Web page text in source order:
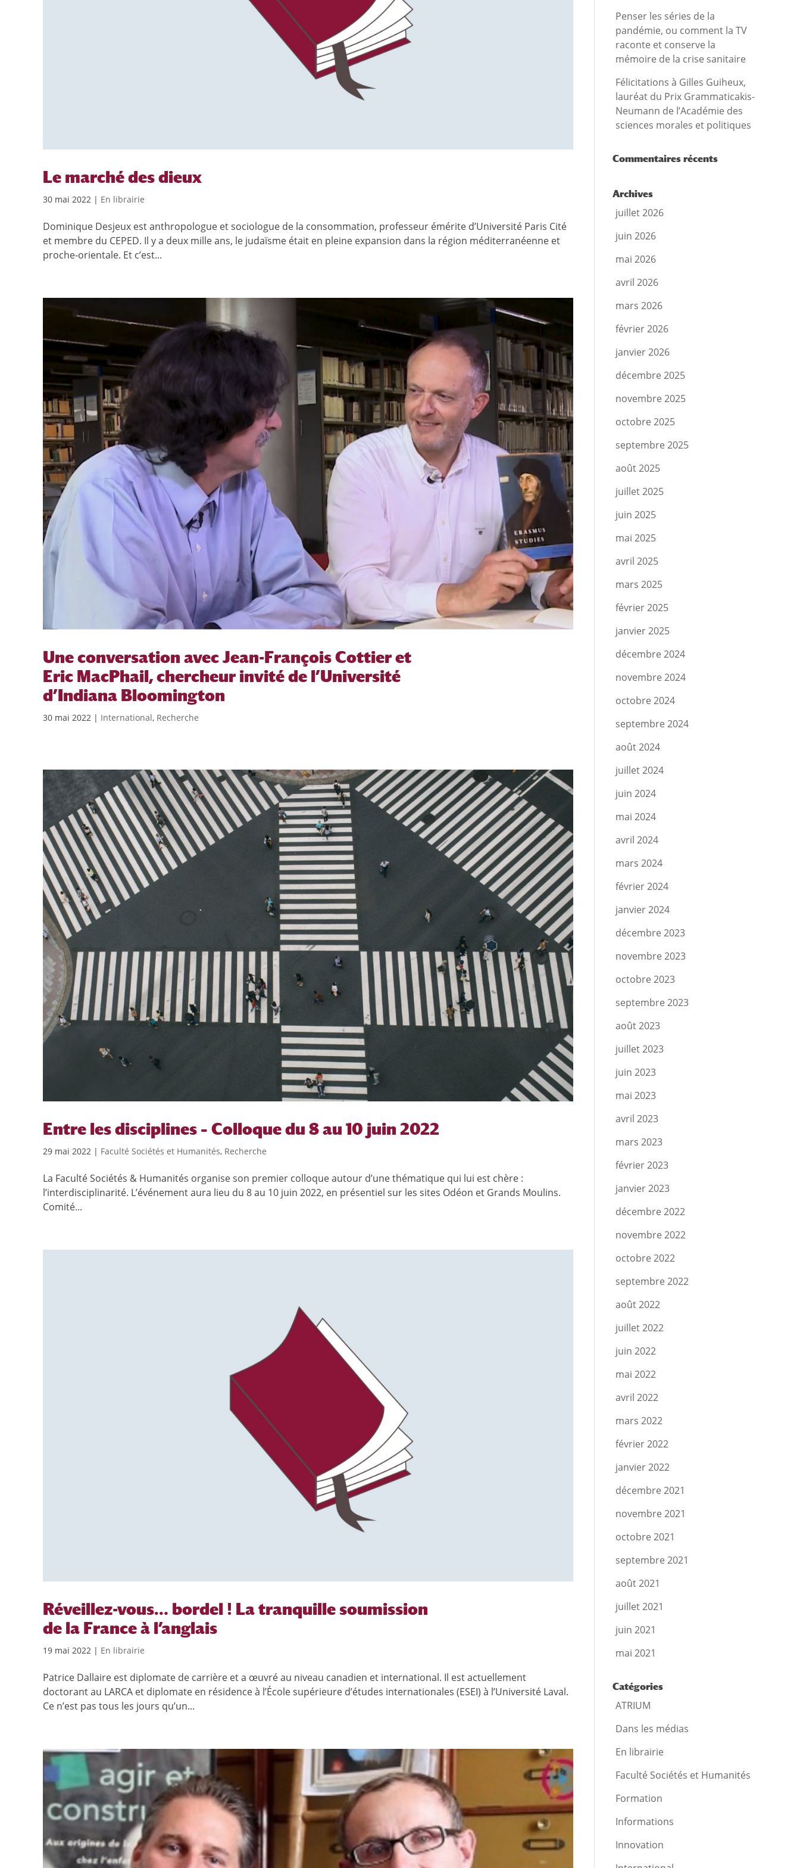
Le marché des dieux
30 mai 2022 | En librairie
Dominique Desjeux est anthropologue et sociologue de la consommation, professeur émérite d’Université Paris Cité
et membre du CEPED. Il y a deux mille ans, le judaïsme était en pleine expansion dans la région méditerranéenne et
proche-orientale. Et c’est...
Une conversation avec Jean-François Cottier et
Eric MacPhail, chercheur invité de l’Université
d’Indiana Bloomington
30 mai 2022 | International, Recherche
Entre les disciplines – Colloque du 8 au 10 juin 2022
29 mai 2022 | Faculté Sociétés et Humanités, Recherche
La Faculté Sociétés & Humanités organise son premier colloque autour d’une thématique qui lui est chère :
l’interdisciplinarité. L’événement aura lieu du 8 au 10 juin 2022, en présentiel sur les sites Odéon et Grands Moulins.
Comité...
Réveillez-vous… bordel ! La tranquille soumission
de la France à l’anglais
19 mai 2022 | En librairie
Patrice Dallaire est diplomate de carrière et a œuvré au niveau canadien et international. Il est actuellement
doctorant au LARCA et diplomate en résidence à l’École supérieure d’études internationales (ESEI) à l’Université Laval.
Ce n’est pas tous les jours qu’un...
Penser les séries de la
pandémie, ou comment la TV
raconte et conserve la
mémoire de la crise sanitaire
Félicitations à Gilles Guiheux,
lauréat du Prix Grammaticakis-
Neumann de l’Académie des
sciences morales et politiques
Commentaires récents
Archives
juillet 2026
juin 2026
mai 2026
avril 2026
mars 2026
février 2026
janvier 2026
décembre 2025
novembre 2025
octobre 2025
septembre 2025
août 2025
juillet 2025
juin 2025
mai 2025
avril 2025
mars 2025
février 2025
janvier 2025
décembre 2024
novembre 2024
octobre 2024
septembre 2024
août 2024
juillet 2024
juin 2024
mai 2024
avril 2024
mars 2024
février 2024
janvier 2024
décembre 2023
novembre 2023
octobre 2023
septembre 2023
août 2023
juillet 2023
juin 2023
mai 2023
avril 2023
mars 2023
février 2023
janvier 2023
décembre 2022
novembre 2022
octobre 2022
septembre 2022
août 2022
juillet 2022
juin 2022
mai 2022
avril 2022
mars 2022
février 2022
janvier 2022
décembre 2021
novembre 2021
octobre 2021
septembre 2021
août 2021
juillet 2021
juin 2021
mai 2021
Catégories
ATRIUM
Dans les médias
En librairie
Faculté Sociétés et Humanités
Formation
Informations
Innovation